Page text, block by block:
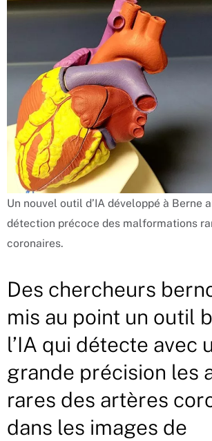
Un nouvel outil d’IA développé à Berne
détection précoce des malformations
coronaires.
Des chercheurs
mis au point un outil
l’IA qui détecte avec
grande précision les
rares des artères
dans les images de